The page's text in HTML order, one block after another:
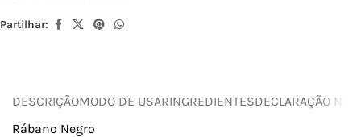
Partilhar:
DESCRIÇÃOMODO DE USARINGREDIENTESDECLARAÇÃO
Rábano Negro